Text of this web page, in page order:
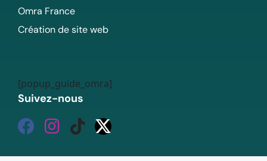
Omra France
Création de site web
[popup_guide_omra]
Suivez-nous